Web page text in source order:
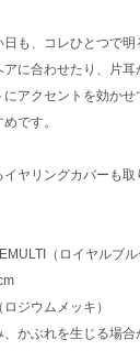
も、コレひとつで明
に合わせたり、片耳
アクセントを効かせ
です。
ヤリングカバーも取
（ロイヤルブル
ジウムメッキ）
かぶれを生じる場合